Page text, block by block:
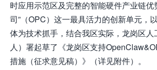
时应用示范区及完整的智能硬件产业链优
司”（OPC）这一最具活力的创新单元，
体为技术抓手，结合我区实际，龙岗区人
人）署起草了《龙岗区支持
措施（征求意见稿）》（详见附件）。